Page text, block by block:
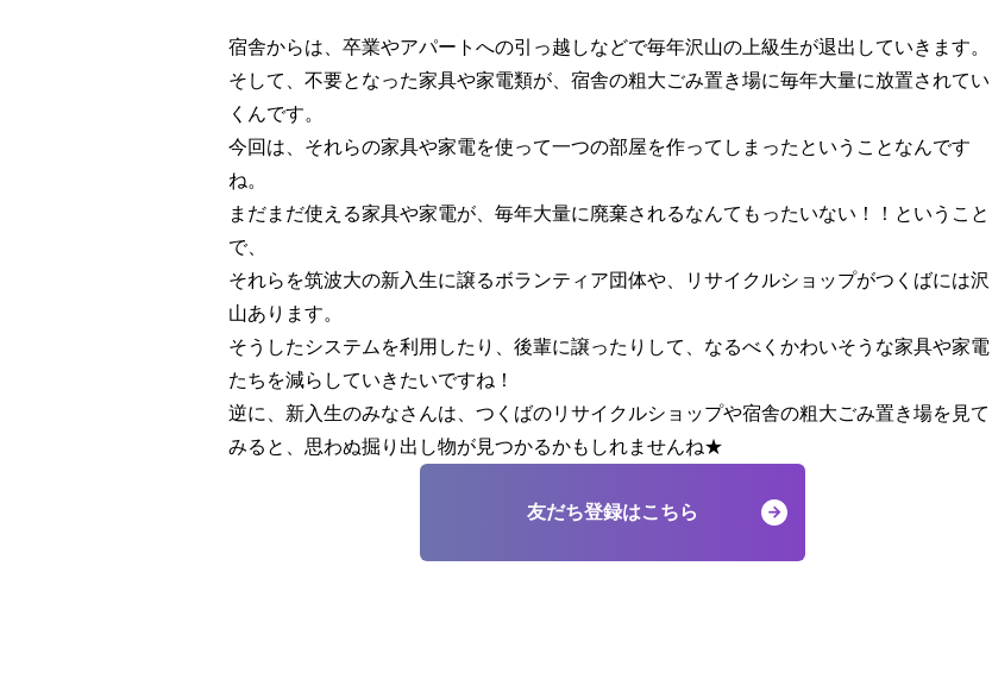
宿舎からは、卒業やアパートへの引っ越しなどで毎年沢山の上級生が退出していきます。
そして、不要となった家具や家電類が、宿舎の粗大ごみ置き場に毎年大量に放置されてい
くんです。
今回は、それらの家具や家電を使って一つの部屋を作ってしまったということなんです
ね。
まだまだ使える家具や家電が、毎年大量に廃棄されるなんてもったいない！！ということ
で、
それらを筑波大の新入生に譲るボランティア団体や、リサイクルショップがつくばには沢
山あります。
そうしたシステムを利用したり、後輩に譲ったりして、なるべくかわいそうな家具や家電
たちを減らしていきたいですね！
逆に、新入生のみなさんは、つくばのリサイクルショップや宿舎の粗大ごみ置き場を見て
みると、思わぬ掘り出し物が見つかるかもしれませんね★
友だち登録はこちら